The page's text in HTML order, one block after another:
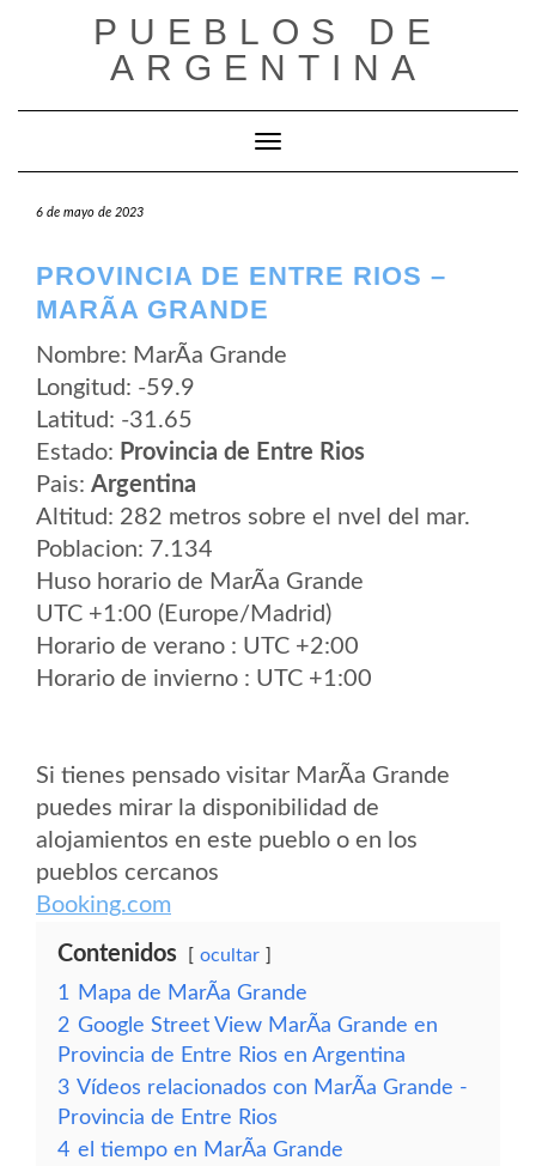
PUEBLOS DE
ARGENTINA
Cambiar modo de navegación
6 de mayo de 2023
PROVINCIA DE ENTRE RIOS –
MARÃ­A GRANDE
Nombre: MarÃ­a Grande
Longitud: -59.9
Latitud: -31.65
Estado: Provincia de Entre Rios
Pais: Argentina
Altitud: 282 metros sobre el nvel del mar.
Poblacion: 7.134
Huso horario de MarÃ­a Grande
UTC +1:00 (Europe/Madrid)
Horario de verano : UTC +2:00
Horario de invierno : UTC +1:00
Si tienes pensado visitar MarÃ­a Grande
puedes mirar la disponibilidad de
alojamientos en este pueblo o en los
pueblos cercanos
Booking.com
Contenidos ocultar
1
Mapa de MarÃ­a Grande
2 Google Street View MarÃ­a Grande en
Provincia de Entre Rios en Argentina
3 Vídeos relacionados con MarÃ­a Grande -
Provincia de Entre Rios
4 el tiempo en MarÃ­a Grande